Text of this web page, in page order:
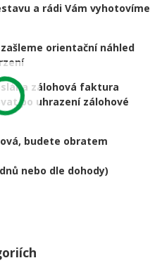
a rádi Vám vyhotovíme
orientační náhled
zálohová faktura
po uhrazení zálohové
budete obratem
nebo dle dohody)